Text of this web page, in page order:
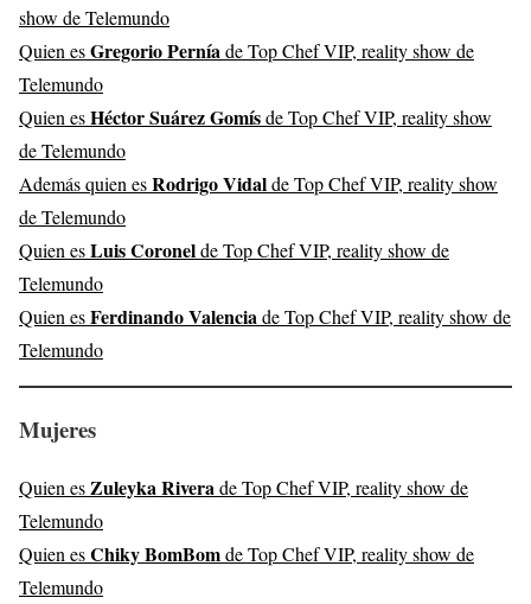
show de Telemundo
Quien esGregorio Perníade Top Chef VIP, reality show de
Telemundo
Quien esHéctor Suárez Gomísde Top Chef VIP, reality show
de Telemundo
Además quien esRodrigo Vidalde Top Chef VIP, reality show
de Telemundo
Quien esLuis Coronelde Top Chef VIP, reality show de
Telemundo
Quien esFerdinando Valenciade Top Chef VIP, reality show de
Telemundo
Mujeres
Quien esZuleyka Riverade Top Chef VIP, reality show de
Telemundo
Quien esChiky BomBomde Top Chef VIP, reality show de
Telemundo